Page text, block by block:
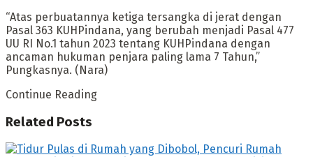
“Atas perbuatannya ketiga tersangka di jerat dengan
Pasal 363 KUHPindana, yang berubah menjadi Pasal 477
UU RI No.1 tahun 2023 tentang KUHPindana dengan
ancaman hukuman penjara paling lama 7 Tahun,”
Pungkasnya. (Nara)
Continue Reading
Related Posts